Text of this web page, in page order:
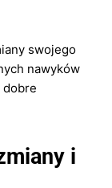
swojego
nawyków
dobre
i